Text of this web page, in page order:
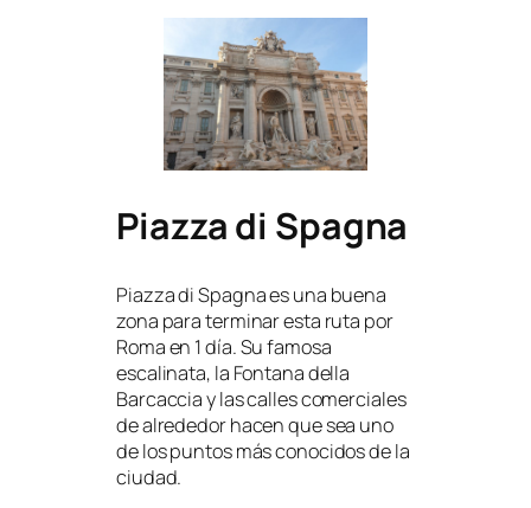
Piazza di Spagna
Piazza di Spagna es una buena
zona para terminar esta ruta por
Roma en 1 día. Su famosa
escalinata, la Fontana della
Barcaccia y las calles comerciales
de alrededor hacen que sea uno
de los puntos más conocidos de la
ciudad.